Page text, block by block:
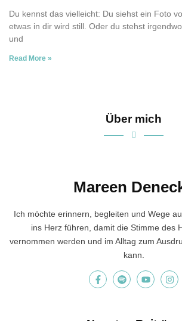
Du kennst das vielleicht: Du siehst ein Foto
etwas in dir wird still. Oder du stehst
und
Read More »
Über mich
Mareen
Ich möchte erinnern, begleiten und Wege
ins Herz führen, damit die Stimme des
vernommen werden und im Alltag zum
kann.